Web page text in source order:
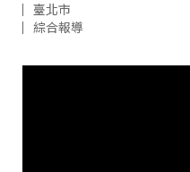
臺北市
綜合報導